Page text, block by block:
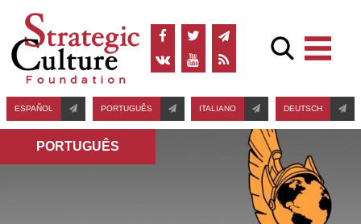
ESPAÑOL PORTUGUÊS ITALIANO DEUTSCH
PORTUGUÊS